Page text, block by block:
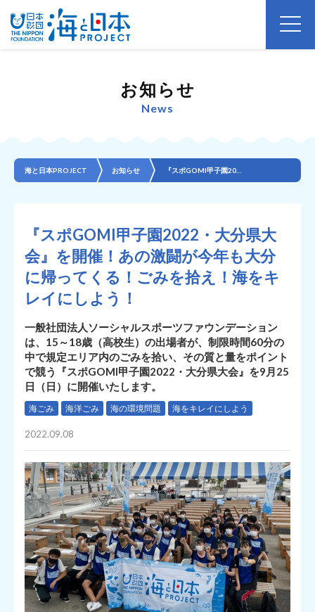
お知らせ
News
海と日本PROJECT お知らせ
『スポGOMI甲子園2022・大分県大
会』を開催！あの激闘が今年も大分
に帰ってくる！ごみを拾え！海をキ
レイにしよう！
一般社団法人ソーシャルスポーツファウンデーション
は、15～18歳（高校生）の出場者が、制限時間60分の
中で規定エリア内のごみを拾い、その質と量をポイント
で競う『スポGOMI甲子園2022・大分県大会』を9月25
日（日）に開催いたします。
海ごみ 海洋ごみ 海の環境問題 海をキレイにしよう
2022.09.08